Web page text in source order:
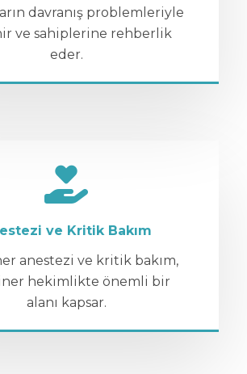
davranış problemleriyle
ve sahiplerine rehberlik
eder.
ve Kritik Bakım
anestezi ve kritik bakım,
hekimlikte önemli bir
alanı kapsar.